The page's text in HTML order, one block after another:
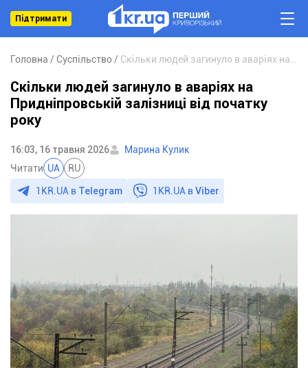
Підтримати
Головна Суспільство
Скільки людей загинуло в аваріях на
Придніпровській залізниці від початку
року
16:03, 16 травня 2026
Марина Кулик
Читати UA RU
1KR.UA в Telegram 1KR.UA вViber